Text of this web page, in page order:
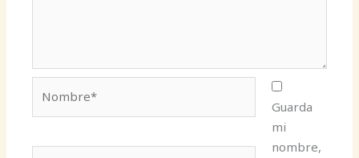
Guarda
mi
nombre,